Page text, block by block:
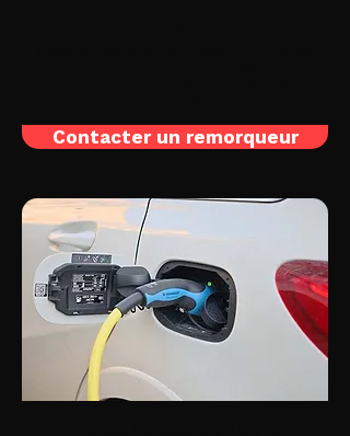
Contacter un remorqueur